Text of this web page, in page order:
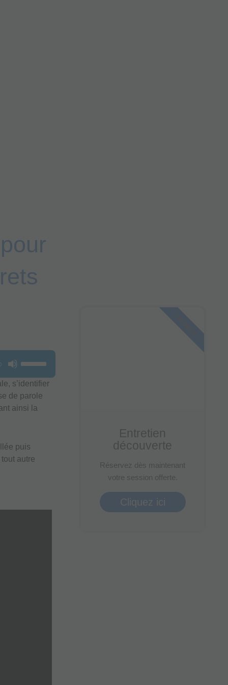
flèches
haut/bas
pour
diminuer
le
s’identifier
de parole
ainsi la
puis
autre
Entretien
découverte
Réservez dès maintenant
votre session offerte.
Cliquez ici
OFFERT